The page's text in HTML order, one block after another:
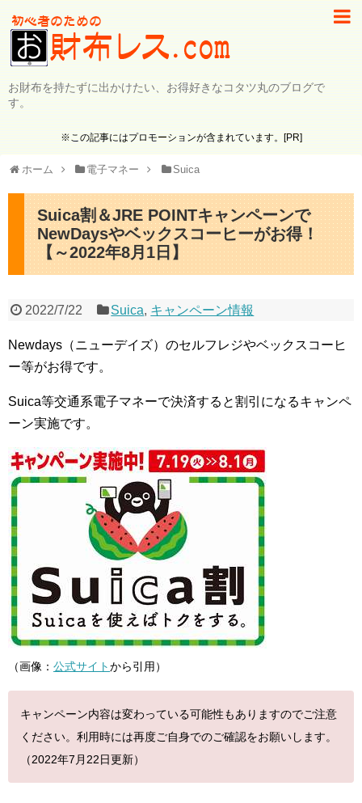
お財布を持たずに出かけたい、お得好きなコタツ丸のブログで
す。
※この記事にはプロモーションが含まれています。[PR]
ホーム 電子マネー Suica
Suica割＆JRE POINTキャンペーンで
NewDaysやベックスコーヒーがお得！
【～2022年8月1日】
2022/7/22 Suica, キャンペーン情報
Newdays（ニューデイズ）のセルフレジやベックスコーヒ
ー等がお得です。
Suica等交通系電子マネーで決済すると割引になるキャンペ
ーン実施です。
（画像： 公式サイトから引用）
キャンペーン内容は変わっている可能性もありますのでご注意
ください。利用時には再度ご自身でのご確認をお願いします。
（2022年7月22日更新）